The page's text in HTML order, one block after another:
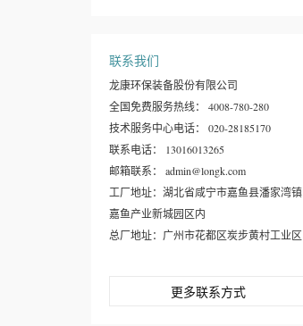
联系我们
龙康环保装备股份有限公司
全国免费服务热线： 4008-780-280
技术服务中心电话： 020-28185170
联系电话： 13016013265
邮箱联系： admin@longk.com
工厂地址：湖北省咸宁市嘉鱼县潘家湾镇
嘉鱼产业新城园区内
总厂地址：广州市花都区炭步黄村工业区
更多联系方式